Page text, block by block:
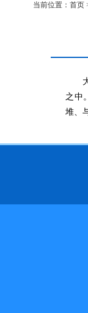
当前位置： 首页
大
之中
堆、